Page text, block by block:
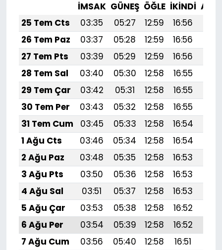
İMSAK GÜNEŞ ÖĞLE İKINDI
25 Tem Cts
03:35 05:27 12:59 16:56
26 Tem Paz
03:37 05:28 12:59 16:56
27 Tem Pts
03:39 05:29 12:59 16:56
28 Tem Sal
03:40 05:30 12:58 16:55
29 Tem Çar
03:42 05:31 12:58 16:55
30 Tem Per
03:43 05:32 12:58 16:55
31 Tem Cum
03:45 05:33 12:58 16:54
1 Ağu Cts
03:46 05:34 12:58 16:54
2 Ağu Paz
03:48 05:35 12:58 16:53
3 Ağu Pts
03:50 05:36 12:58 16:53
4 Ağu Sal
03:51 05:37 12:58 16:53
5 Ağu Çar
03:53 05:38 12:58 16:52
6 Ağu Per
03:54 05:39 12:58 16:52
7 Ağu Cum
03:56 05:40 12:58 16:51